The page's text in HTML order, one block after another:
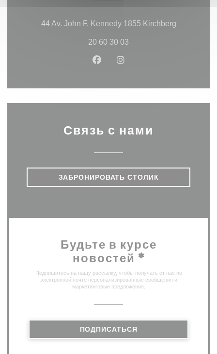
44 Av. John F. Kennedy 1855 Kirchberg
20 60 30 03
Facebook ((открывается в
Связь с нами
ЗАБРОНИРОВАТЬ СТОЛИК
Будьте в курсе
новостей *
Подпишитесь на нашу рассылку, чтобы получать от нас по
электронной почте персонализированные сообщения и
маркетинговые предложения.
ПОДПИСАТЬСЯ